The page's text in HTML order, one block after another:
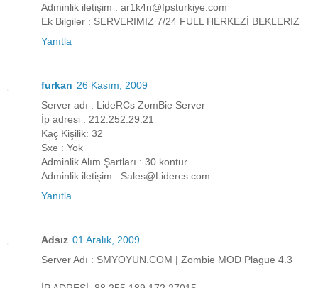
Adminlik iletişim : ar1k4n@fpsturkiye.com
Ek Bilgiler : SERVERIMIZ 7/24 FULL HERKEZİ BEKLERIZ
Yanıtla
furkan 26 Kasım, 2009
Server adı : LideRCs ZomBie Server
İp adresi : 212.252.29.21
Kaç Kişilik: 32
Sxe : Yok
Adminlik Alım Şartları : 30 kontur
Adminlik iletişim : Sales@Lidercs.com
Yanıtla
Adsız 01 Aralık, 2009
Server Adı : SMYOYUN.COM | Zombie MOD Plague 4.3